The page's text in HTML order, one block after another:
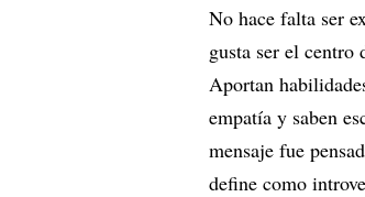
No hace falta ser
gusta ser el centro
Aportan
empatía y saben
mensaje fue
define como